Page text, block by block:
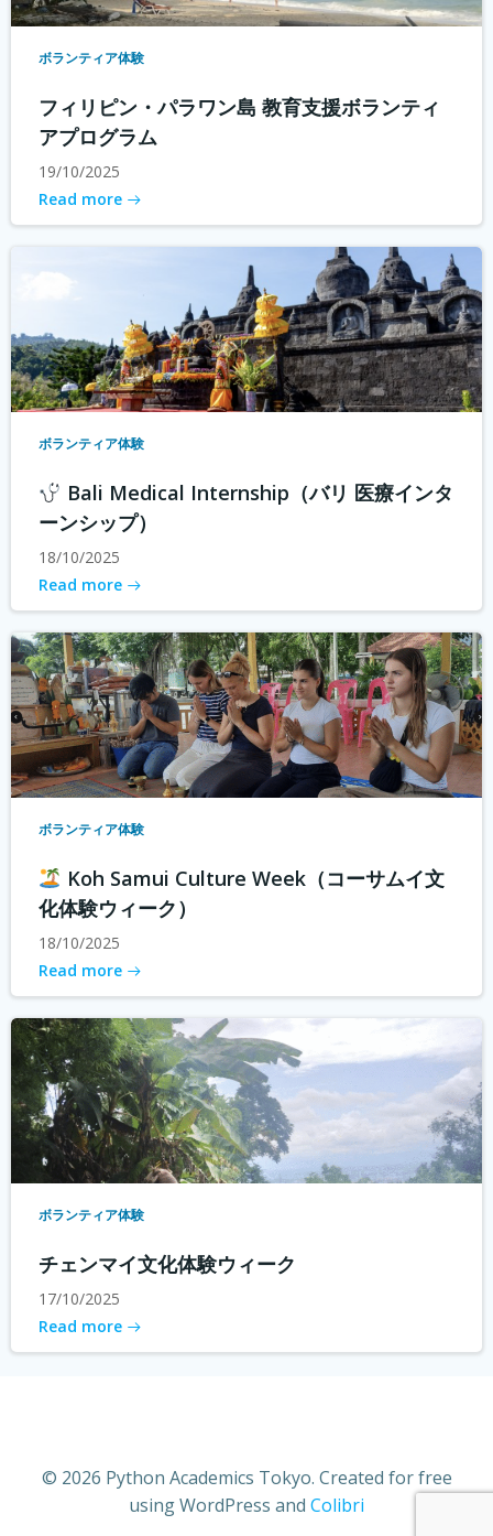
ボランティア体験
フィリピン・パラワン島 教育支援ボランティ
アプログラム
19/10/2025
Read more
ボランティア体験
Bali Medical Internship（バリ 医療インタ
ーンシップ）
18/10/2025
Read more
ボランティア体験
Koh Samui Culture Week（コーサムイ文
化体験ウィーク）
18/10/2025
Read more
ボランティア体験
チェンマイ文化体験ウィーク
17/10/2025
Read more
© 2026 Python Academics Tokyo. Created for free
using WordPress and Colibri